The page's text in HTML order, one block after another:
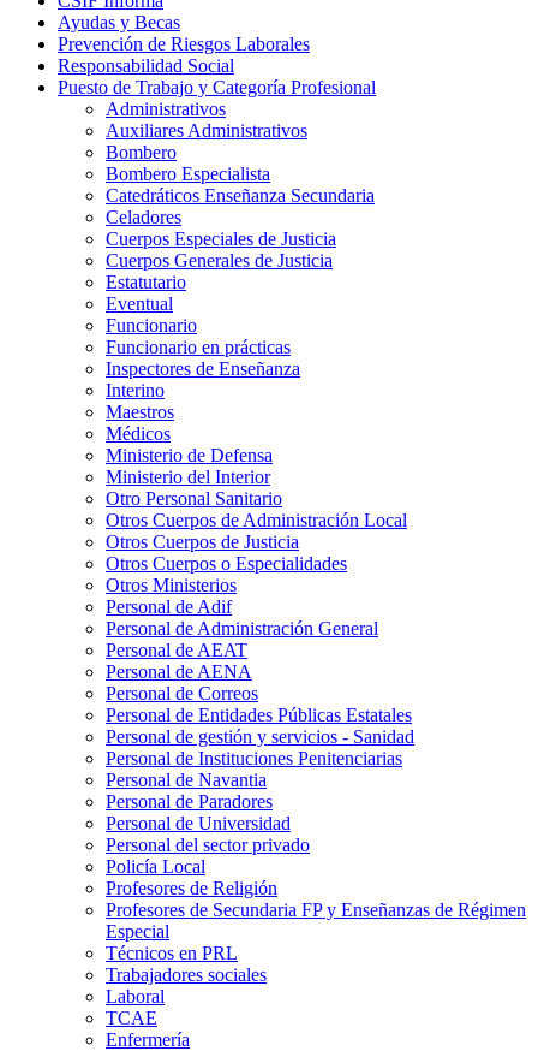
Ayudas y Becas
Prevención de Riesgos Laborales
Responsabilidad Social
Puesto de Trabajo y Categoría Profesional
Administrativos
Auxiliares Administrativos
Bombero
Bombero Especialista
Catedráticos Enseñanza Secundaria
Celadores
Cuerpos Especiales de Justicia
Cuerpos Generales de Justicia
Estatutario
Eventual
Funcionario
Funcionario en prácticas
Inspectores de Enseñanza
Interino
Maestros
Médicos
Ministerio de Defensa
Ministerio del Interior
Otro Personal Sanitario
Otros Cuerpos de Administración Local
Otros Cuerpos de Justicia
Otros Cuerpos o Especialidades
Otros Ministerios
Personal de Adif
Personal de Administración General
Personal de AEAT
Personal de AENA
Personal de Correos
Personal de Entidades Públicas Estatales
Personal de gestión y servicios - Sanidad
Personal de Instituciones Penitenciarias
Personal de Navantia
Personal de Paradores
Personal de Universidad
Personal del sector privado
Policía Local
Profesores de Religión
Profesores de Secundaria FP y Enseñanzas de Régimen
Especial
Técnicos en PRL
Trabajadores sociales
Laboral
TCAE
Enfermería